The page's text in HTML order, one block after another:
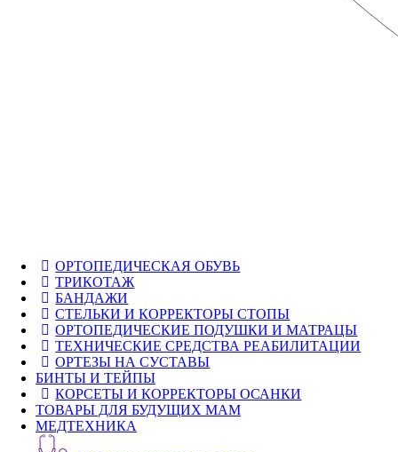
ОРТОПЕДИЧЕСКАЯ ОБУВЬ
ТРИКОТАЖ
БАНДАЖИ
СТЕЛЬКИ И КОРРЕКТОРЫ СТОПЫ
ОРТОПЕДИЧЕСКИЕ ПОДУШКИ И МАТРАЦЫ
ТЕХНИЧЕСКИЕ СРЕДСТВА РЕАБИЛИТАЦИИ
ОРТЕЗЫ НА СУСТАВЫ
БИНТЫ И ТЕЙПЫ
КОРСЕТЫ И КОРРЕКТОРЫ ОСАНКИ
ТОВАРЫ ДЛЯ БУДУЩИХ МАМ
МЕДТЕХНИКА